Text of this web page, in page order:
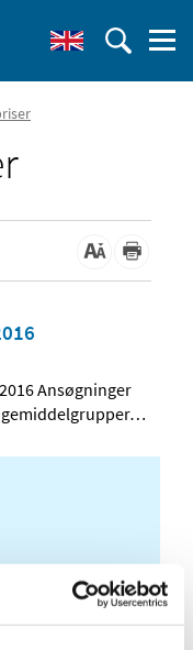
Ansøgninger
…